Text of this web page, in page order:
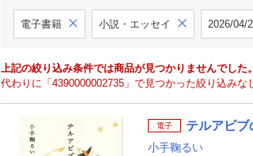
電子書籍 小説・エッセイ 2026/04/
上記の絞り込み条件では商品が見つかりませんでした。
代わりに「4390000002735」で見つかった絞り込みな
電子 テルアビ
小手鞠るい